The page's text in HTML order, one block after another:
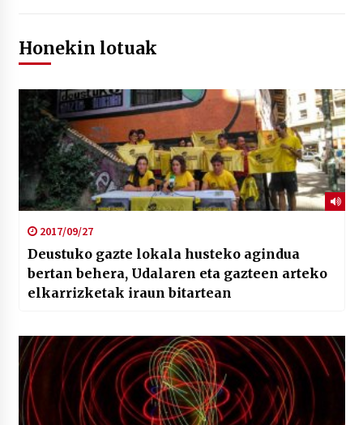
Honekin lotuak
2017/09/27
Deustuko gazte lokala husteko agindua
bertan behera, Udalaren eta gazteen arteko
elkarrizketak iraun bitartean